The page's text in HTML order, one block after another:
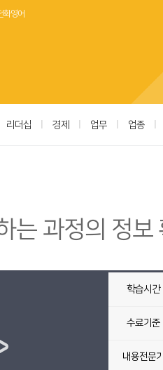
화영어
리더십 경제 업무 업종
는 과정의 정
학습시간
수료기준
내용전문